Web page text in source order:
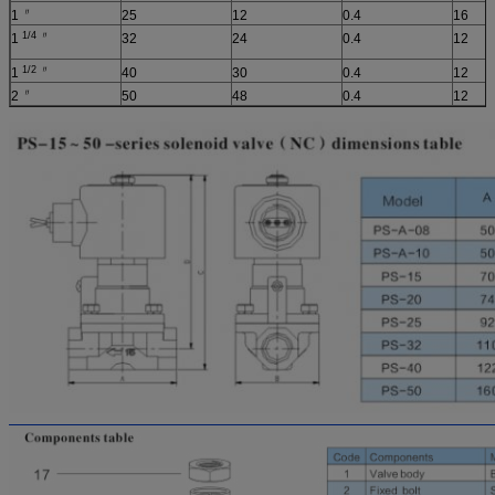
1 〃 25 12 0.4
16
1 1/4 〃 32 24 0.4 12
1 1/2 〃 40 30 0.4
12
2
〃 50 48 0.4 12